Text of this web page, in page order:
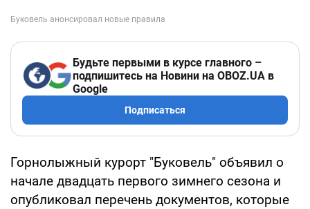
Будьте первыми в курсе главного –
подпишитесь на Новини на OBOZ.UA в
Google
Подписаться
Горнолыжный курорт "Буковель" объявил о
начале двадцать первого зимнего сезона и
опубликовал перечень документов, которые